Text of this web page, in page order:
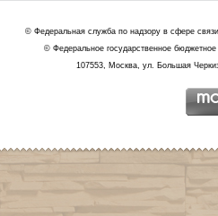
© Федеральная служба по надзору в сфере
© Федеральное государственное
107553, Москва, ул. Большая